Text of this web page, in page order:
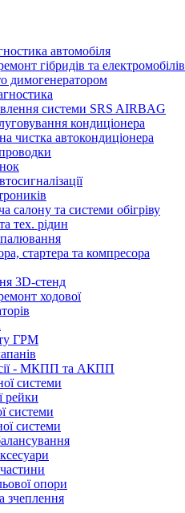
автомобіля
гібридів та електромобілів
димогенератором
системи SRS AIRBAG
кондиціонера
чистка автокондиціонера
салону та системи обігріву
тех. рідин
стартера та компресора
3D-стенд
ходової
ГРМ
- МКПП та АКПП
системи
рейки
системи
системи
опори
зчеплення